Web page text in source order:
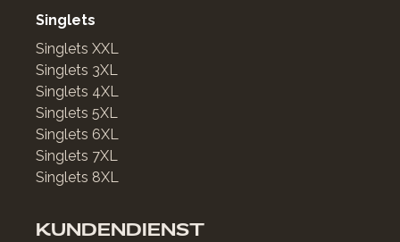
Singlets
Singlets XXL
Singlets 3XL
Singlets 4XL
Singlets 5XL
Singlets 6XL
Singlets 7XL
Singlets 8XL
KUNDENDIENST